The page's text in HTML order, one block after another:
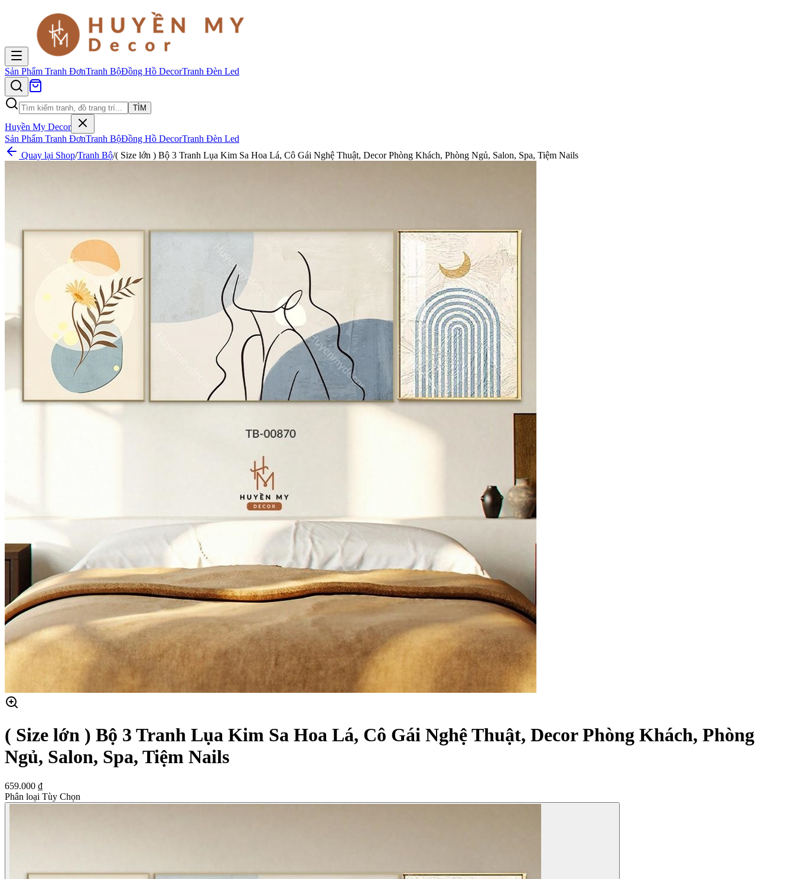
Sản Phẩm Tranh ĐơnTranh BộĐồng Hồ DecorTranh Đèn Led
TÌM
Huyền My Decor
Sản Phẩm Tranh ĐơnTranh BộĐồng Hồ DecorTranh Đèn Led
Quay lại Shop/Tranh Bộ/( Size lớn ) Bộ 3 Tranh Lụa Kim Sa Hoa Lá, Cô Gái Nghệ Thuật, Decor Phòng Khách, Phòng Ngủ, Salon, Spa, Tiệm Nails
( Size lớn ) Bộ 3 Tranh Lụa Kim Sa Hoa Lá, Cô Gái Nghệ Thuật, Decor Phòng Khách, Phòng
Ngủ, Salon, Spa, Tiệm Nails
659.000 ₫
Phân loại Tùy Chọn